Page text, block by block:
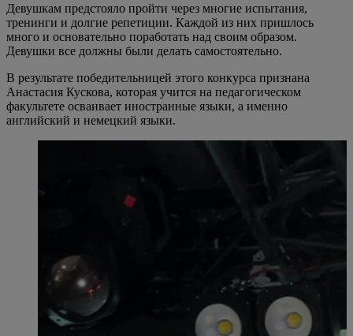
Девушкам предстояло пройти через многие испытания,
тренинги и долгие репетиции. Каждой из них пришлось
много и основательно поработать над своим образом.
Девушки все должны были делать самостоятельно.
В результате победительницей этого конкурса признана
Анастасия Кускова, которая учится на педагогическом
факультете осваивает иностранные языки, а именно
английский и немецкий языки.